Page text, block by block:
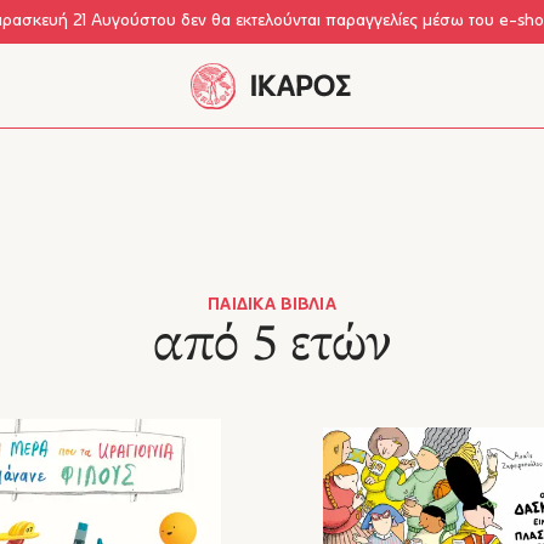
21 Αυγούστου δεν θα εκτελούνται παραγγελίες μέσω του e-
ΠΑΙΔΙΚΆ ΒΙΒΛΊΑ
από 5 ετών